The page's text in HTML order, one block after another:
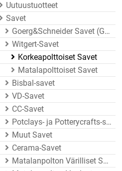
Uutuustuotteet
Savet
Goerg&Schneider Savet (GS-Savet)
Witgert-Savet
Korkeapolttoiset Savet
Matalapolttoiset Savet
Bisbal-savet
VD-Savet
CC-Savet
Potclays- ja Potterycrafts-savet
Muut Savet
Cerama-Savet
Matalanpolton Värilliset Savet